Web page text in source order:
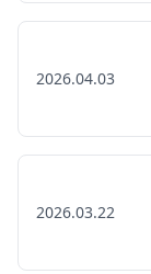
2026.04.03
2026.03.22